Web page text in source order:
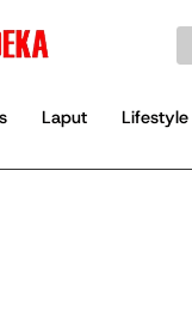
Laput Lifestyle